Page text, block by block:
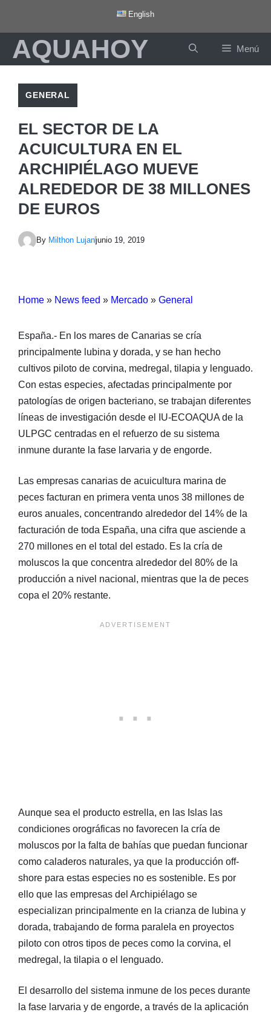
contenido
English
AQUAHOY Menú
GENERAL
EL SECTOR DE LA
ACUICULTURA EN EL
ARCHIPIÉLAGO MUEVE
ALREDEDOR DE 38 MILLONES
DE EUROS
By Milthon Lujanjunio 19, 2019
Home » News feed » Mercado » General
España.- En los mares de Canarias se cría
principalmente lubina y dorada, y se han hecho
cultivos piloto de corvina, medregal, tilapia y lenguado.
Con estas especies, afectadas principalmente por
patologías de origen bacteriano, se trabajan diferentes
líneas de investigación desde el IU-ECOAQUA de la
ULPGC centradas en el refuerzo de su sistema
inmune durante la fase larvaria y de engorde.
Las empresas canarias de acuicultura marina de
peces facturan en primera venta unos 38 millones de
euros anuales, concentrando alrededor del 14% de la
facturación de toda España, una cifra que asciende a
270 millones en el total del estado. Es la cría de
moluscos la que concentra alrededor del 80% de la
producción a nivel nacional, mientras que la de peces
copa el 20% restante.
Aunque sea el producto estrella, en las Islas las
condiciones orográficas no favorecen la cría de
moluscos por la falta de bahías que puedan funcionar
como caladeros naturales, ya que la producción off-
shore para estas especies no es sostenible. Es por
ello que las empresas del Archipiélago se
especializan principalmente en la crianza de lubina y
dorada, trabajando de forma paralela en proyectos
piloto con otros tipos de peces como la corvina, el
medregal, la tilapia o el lenguado.
El desarrollo del sistema inmune de los peces durante
la fase larvaria y de engorde, a través de la aplicación